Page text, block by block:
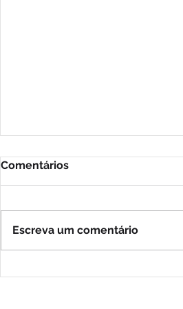
Comentários
Escreva um comentário